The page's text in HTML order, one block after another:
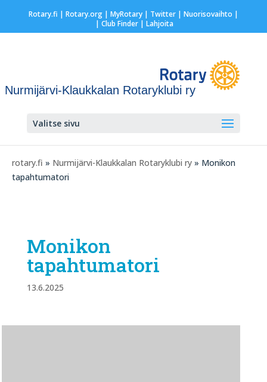
Rotary.fi | Rotary.org| MyRotary| Twitter| Nuorisovaihto |
| Club Finder| Lahjoita
Nurmijärvi-Klaukkalan Rotaryklubi ry
Valitse sivu
rotary.fi » Nurmijärvi-Klaukkalan Rotaryklubi ry » Monikon
tapahtumatori
Monikon
tapahtumatori
13.6.2025